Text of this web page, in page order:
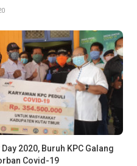
2020, Buruh KPC Galang
Covid-19